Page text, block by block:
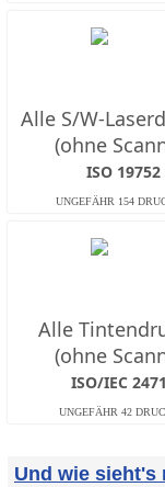
Alle S/W-
(ohne
ISO 19752
Alle
(ohne
ISO/IEC
Und wie sieht's